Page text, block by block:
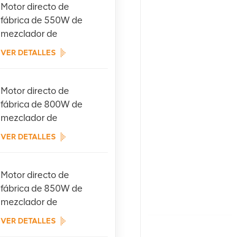
Motor directo de
fábrica de 550W de
mezclador de
concreto portátil
VER DETALLES
Motor directo de
fábrica de 800W de
mezclador de
concreto portátil
VER DETALLES
Motor directo de
fábrica de 850W de
mezclador de
concreto portátil
VER DETALLES